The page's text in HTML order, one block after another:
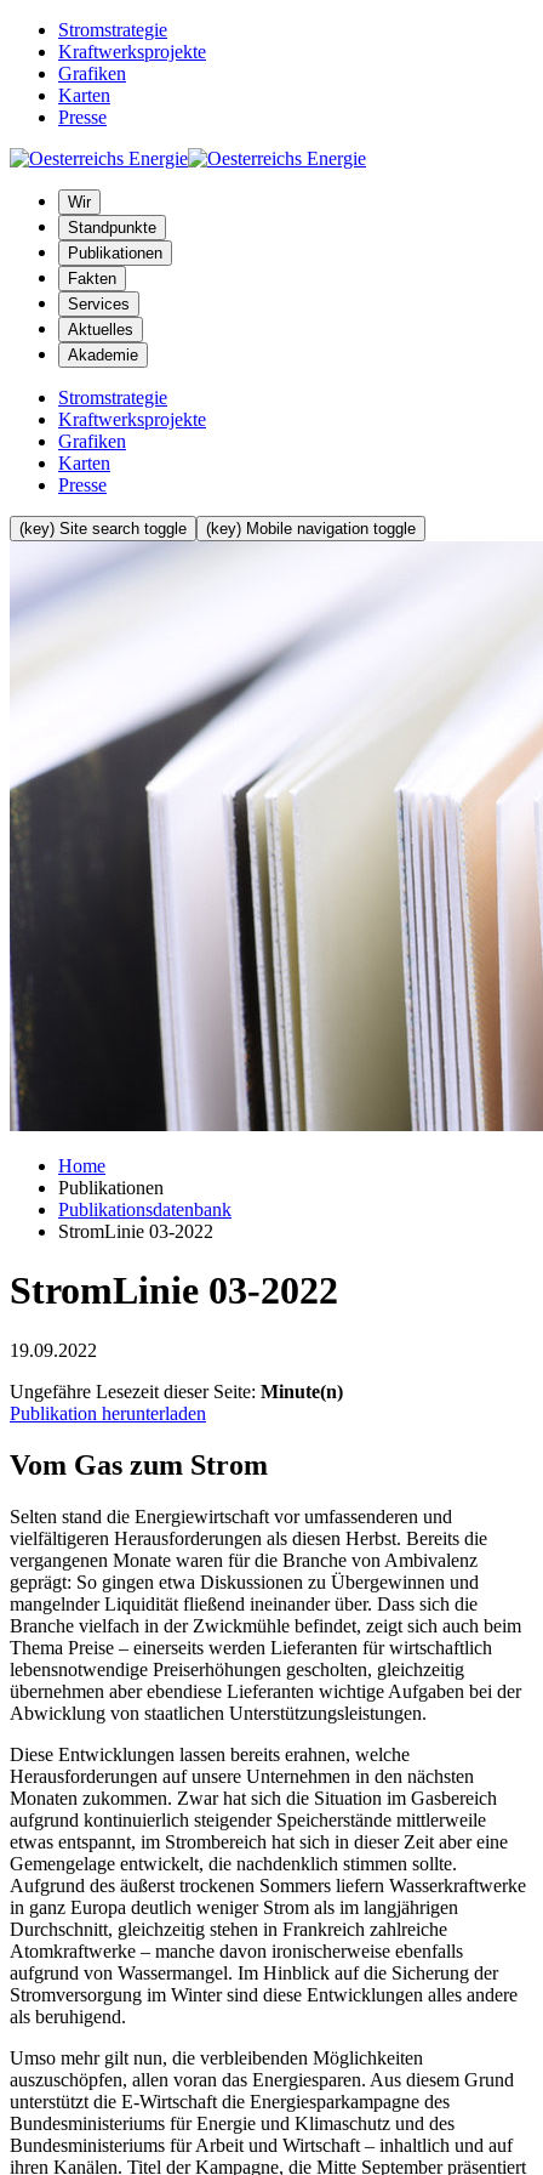
Stromstrategie
Kraftwerksprojekte
Grafiken
Karten
Presse
Wir
Standpunkte
Publikationen
Fakten
Services
Aktuelles
Akademie
Stromstrategie
Kraftwerksprojekte
Grafiken
Karten
Presse
(key) Site search toggle (key) Mobile navigation toggle
Home
Publikationen
Publikationsdatenbank
StromLinie 03-2022
StromLinie 03-2022
19.09.2022
Ungefähre Lesezeit dieser Seite: Minute(n)
Publikation herunterladen
Vom Gas zum Strom
Selten stand die Energiewirtschaft vor umfassenderen und
vielfältigeren Herausforderungen als diesen Herbst. Bereits die
vergangenen Monate waren für die Branche von Ambivalenz
geprägt: So gingen etwa Diskus­sionen zu Übergewinnen und
mangelnder Liquidität fließend ineinander über. Dass sich die
Branche vielfach in der Zwickmühle befindet, zeigt sich auch beim
Thema Preise – einerseits werden Lieferanten für wirtschaftlich
lebensnotwendige Preiserhöhungen gescholten, gleichzeitig
übernehmen aber ebendiese Lieferanten wichtige Aufgaben bei der
Abwicklung von staatlichen Unterstützungsleistungen.
Diese Entwicklungen lassen bereits erahnen, welche
Herausforderungen auf unsere Unternehmen in den nächsten
Monaten zukommen. Zwar hat sich die Situation im Gasbereich
aufgrund kontinuierlich steigender Speicherstände mittlerweile
etwas entspannt, im Strombereich hat sich in dieser Zeit aber eine
Gemengelage entwickelt, die nachdenklich stimmen sollte.
Aufgrund des äußerst trockenen Sommers liefern Wasserkraftwerke
in ganz Europa deutlich weniger Strom als im langjährigen
Durchschnitt, gleichzeitig stehen in Frankreich zahl­reiche
Atomkraftwerke – manche davon ironischerweise ebenfalls
aufgrund von Wassermangel. Im Hinblick auf die Sicherung der
Stromversorgung im Winter sind diese Entwicklungen alles andere
als beruhigend.
Umso mehr gilt nun, die verbleibenden Möglichkeiten
auszuschöpfen, allen voran das Energiesparen. Aus diesem Grund
unterstützt die E-Wirtschaft die Energie­spar­kampagne des
Bundesministeriums für Energie und Klimaschutz und des
Bundesministeriums für Arbeit und Wirtschaft – inhaltlich und auf
ihren Kanälen. Titel der Kampagne, die Mitte September präsentiert